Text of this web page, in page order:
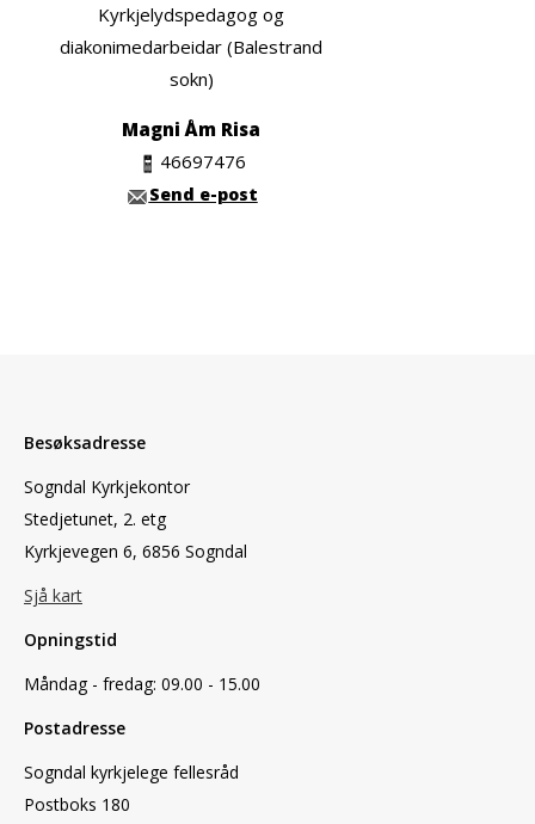
Kyrkjelydspedagog og
diakonimedarbeidar (Balestrand
sokn)
Magni Åm Risa
46697476
Send e-post
Besøksadresse
Sogndal Kyrkjekontor
Stedjetunet, 2. etg
Kyrkjevegen 6, 6856 Sogndal
Sjå kart
Opningstid
Måndag - fredag: 09.00 - 15.00
Postadresse
Sogndal kyrkjelege fellesråd
Postboks 180